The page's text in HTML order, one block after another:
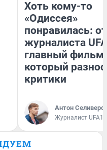
Хоть кому-то
«Одиссея»
понравилась:
журналиста
главный фильм
который
критики
Антон
Журналист